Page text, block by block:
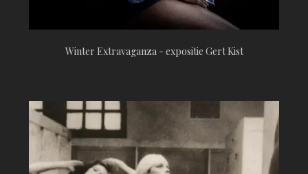
Winter Extravaganza - expositie Gert Kist